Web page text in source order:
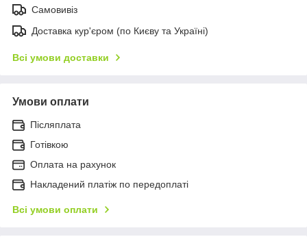
Самовивіз
Доставка кур'єром (по Києву та Україні)
Всі умови доставки
Умови оплати
Післяплата
Готівкою
Оплата на рахунок
Накладений платіж по передоплаті
Всі умови оплати